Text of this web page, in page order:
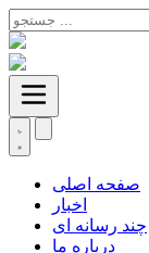
صفحه اصلی
اخبار
چند رسانه ای
درباره ما